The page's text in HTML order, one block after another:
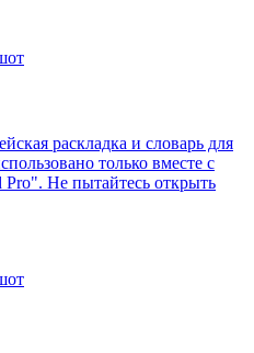
раскладка и словарь для
только вместе с
Не пытайтесь открыть